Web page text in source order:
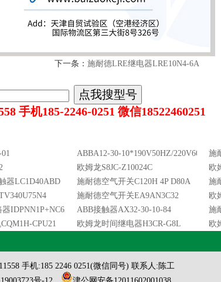
下一条：施耐德LRE继电器LRE10N4-6A
手机185-2246-0251 微信18522460251
ABBA12-30-10*190V50HZ/220V60HZ施
欧姆龙S8JC-Z10024C
欧
器LC1D40ABD 施耐德空气开关C120H 4P D80A
施
施耐德空气开关EA9AN3C32
欧
IDPNN1P+NC6A ABB接触器AX32-30-10-84
施
CPU21 欧姆龙时间继电器H3CR-G8L 欧
手机:185 2246 0251(微信同号) 联系人:陈工